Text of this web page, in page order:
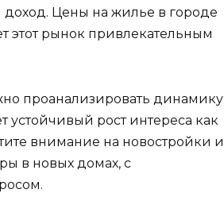
доход. Цены на жилье в городе
этот рынок привлекательным
проанализировать динамику
устойчивый рост интереса как
внимание на новостройки и
в новых домах, с